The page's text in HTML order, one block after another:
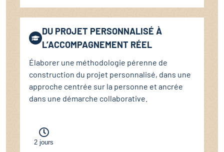
DU PROJET PERSONNALISÉ À
L’ACCOMPAGNEMENT RÉEL
Élaborer une méthodologie pérenne de
construction du projet personnalisé, dans une
approche centrée sur la personne et ancrée
dans une démarche collaborative.
2 jours